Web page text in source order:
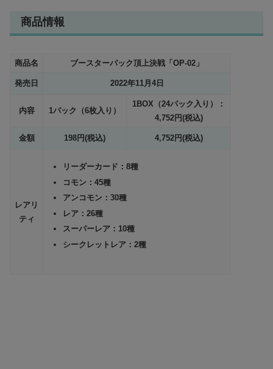
商品情報
商品名 ブースターパック頂上決戦「OP-02」
発売日 2022年11月4日
内容 1パック（6枚入り）
1BOX（24パック入り）：
4,752円(税込)
金額 198円(税込) 4,752円(税込)
レアリ
ティ
リーダーカード：8種
コモン：45種
アンコモン：30種
レア：26種
スーパーレア：10種
シークレットレア：2種